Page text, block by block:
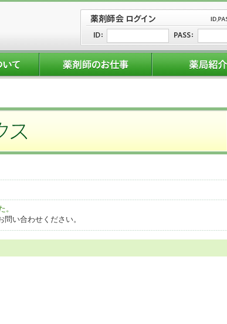
。
い合わせください。